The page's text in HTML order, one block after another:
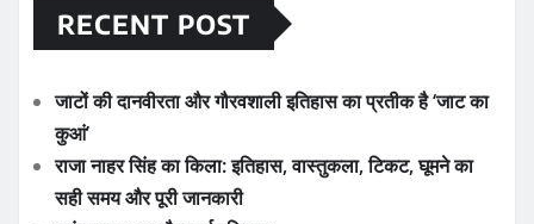
RECENT POST
जाटों की दानवीरता और गौरवशाली इतिहास का प्रतीक है ‘जाट का
कुआं’
राजा नाहर सिंह का किला: इतिहास, वास्तुकला, टिकट, घूमने का
सही समय और पूरी जानकारी